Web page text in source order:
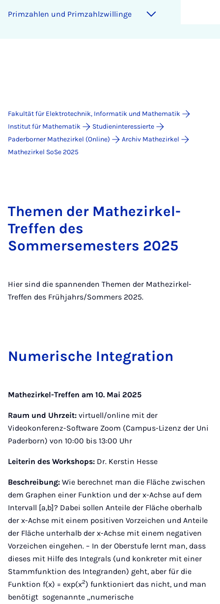
Prim­zah­len und Prim­zahl­zwil­lin­ge
Fakultät für Elektrotechnik, Informatik und Mathematik
Institut für Mathematik
Studieninteressierte
Paderborner Mathezirkel (Online)
Archiv Mathezirkel
Mathezirkel SoSe 2025
Themen der Mathezirkel-
Treffen des
Sommersemesters 2025
Hier sind die spannenden Themen der Mathezirkel-
Treffen des Frühjahrs/Sommers 2025.
Nu­me­ri­sche In­te­gra­ti­on
Mathezirkel-Treffen am 10. Mai 2025
Raum und Uhrzeit: virtuell/online mit der
Videokonferenz-Software Zoom (Campus-Lizenz der Uni
Paderborn) von 10:00 bis 13:00 Uhr
Leiterin des Workshops: Dr. Kerstin Hesse
Beschreibung: Wie berechnet man die Fläche zwischen
dem Graphen einer Funktion und der x-Achse auf dem
Intervall [a,b]? Dabei sollen Anteile der Fläche oberhalb
der x-Achse mit einem positiven Vorzeichen und Anteile
der Fläche unterhalb der x-Achse mit einem negativen
Vorzeichen eingehen. – In der Oberstufe lernt man, dass
dieses mit Hilfe des Integrals (und konkreter mit einer
Stammfunktion des Integranden) geht, aber für die
Funktion f(x) = exp(x2) funktioniert das nicht, und man
benötigt sogenannte „numerische